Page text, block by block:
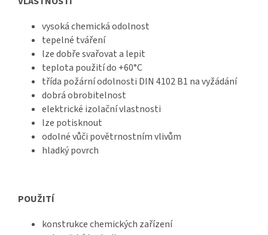
vysoká chemická odolnost
tepelné tváření
lze dobře svařovat a lepit
teplota použití do +60°C
třída požární odolnosti DIN 4102 B1 na vyžádání
dobrá obrobitelnost
elektrické izolační vlastnosti
lze potisknout
odolné vůči povětrnostním vlivům
hladký povrch
POUŽITÍ
konstrukce chemických zařízení